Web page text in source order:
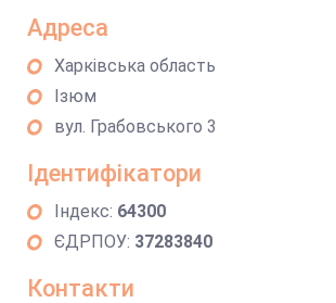
Адреса
Харківська область
Ізюм
вул. Грабовського 3
Ідентифікатори
Індекс: 64300
ЄДРПОУ: 37283840
Контакти